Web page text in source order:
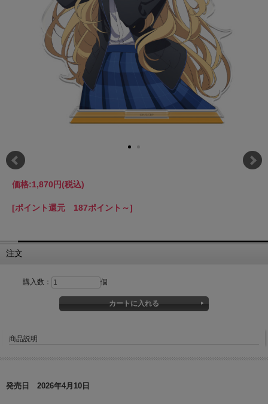
価格:1,870円(税込)
[ポイント還元 187ポイント～]
注文
購入数： 個
商品説明
発売日 2026年4月10日